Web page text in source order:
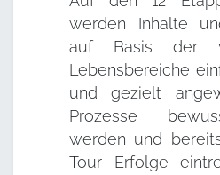
werden Inhalte
auf Basis der
Lebensbereiche
und gezielt
Prozesse
werden und
Tour Erfolge